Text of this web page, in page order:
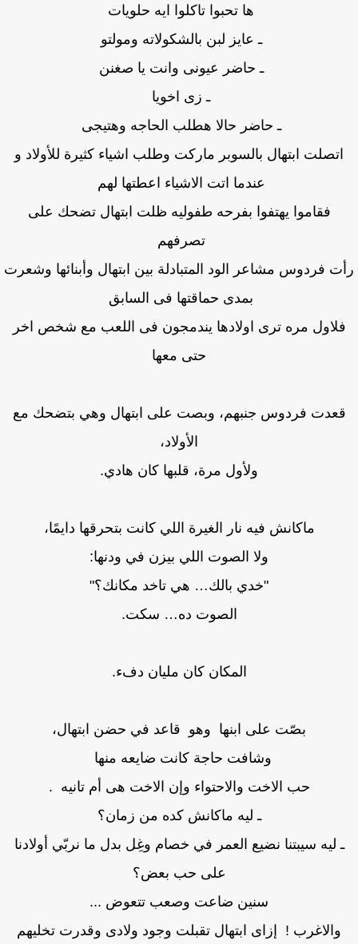
ها تحبوا تاكلوا ايه حلويات
ـ عايز لبن بالشكولاته ومولتو
ـ حاضر عيونى وانت يا صغنن
ـ زى اخويا
ـ حاضر حالا هطلب الحاجه وهتيجى
اتصلت ابتهال بالسوبر ماركت وطلب اشياء كثيرة للأولاد و
عندما اتت الاشياء اعطتها لهم
فقاموا يهتفوا بفرحه طفوليه ظلت ابتهال تضحك على
تصرفهم
فردوس مشاعر الود المتبادلة بين ابتهال وأبنائها وشعرت
بمدى حماقتها فى السابق
مره ترى اولادها يندمجون فى اللعب مع شخص اخر
حتى معها
فردوس جنبهم، وبصت على ابتهال وهي بتضحك مع
الأولاد،
ولأول مرة، قلبها كان هادي.
ماكانش فيه نار الغيرة اللي كانت بتحرقها دايمًا،
ولا الصوت اللي بيزن في ودنها:
"خدي بالك… هي تاخد مكانك؟"
الصوت ده… سكت.
المكان كان مليان دفء.
بصّت على ابنها وهو قاعد في حضن ابتهال،
وشافت حاجة كانت ضايعه منها
حب الاخت والاحتواء وإن الاخت هى أم تانيه .
ـ ليه ماكانش كده من زمان؟
ـ ليه سيبتنا نضيع العمر في خصام وغِل بدل ما نربّي أولادنا
على حب بعض؟
سنين ضاعت وصعب تتعوض ...
والاغرب ! إزاى ابتهال تقبلت وجود ولادى وقدرت تخليهم